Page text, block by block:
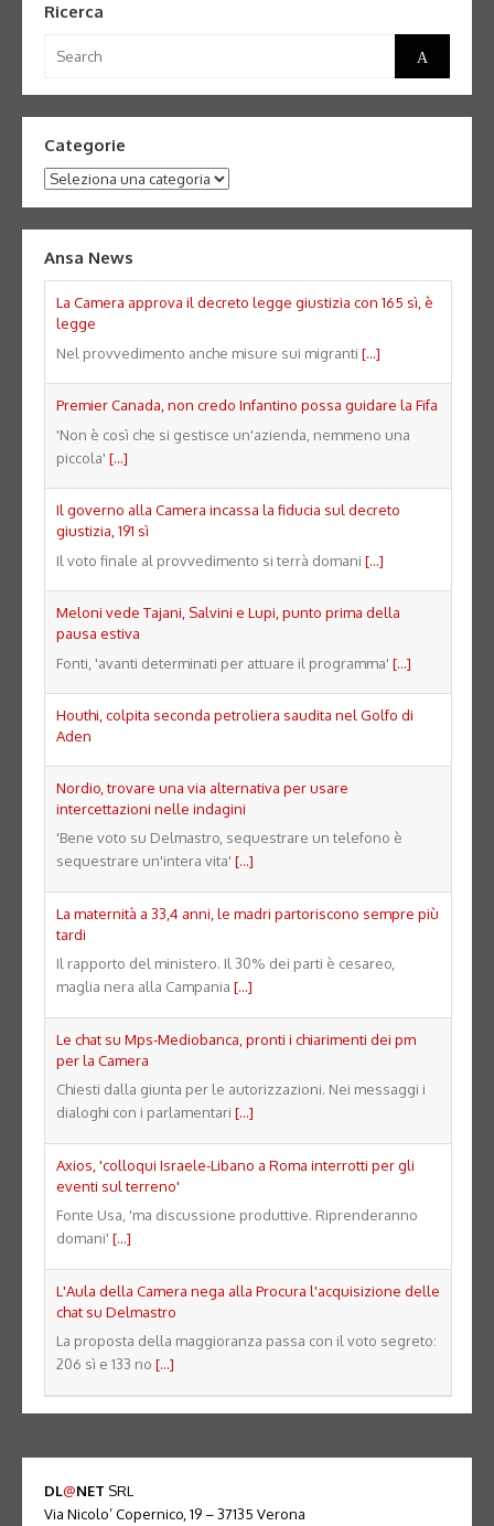
Ricerca
for:
Search
Categorie
Categorie
Ansa News
La Camera approva il decreto legge giustizia con 165 sì, è
legge
Nel provvedimento anche misure sui migranti [...]
Premier Canada, non credo Infantino possa guidare la Fifa
'Non è così che si gestisce un'azienda, nemmeno una
piccola' [...]
Il governo alla Camera incassa la fiducia sul decreto
giustizia, 191 sì
Il voto finale al provvedimento si terrà domani [...]
Meloni vede Tajani, Salvini e Lupi, punto prima della
pausa estiva
Fonti, 'avanti determinati per attuare il programma' [...]
Houthi, colpita seconda petroliera saudita nel Golfo di
Aden
Nordio, trovare una via alternativa per usare
intercettazioni nelle indagini
'Bene voto su Delmastro, sequestrare un telefono è
sequestrare un'intera vita' [...]
La maternità a 33,4 anni, le madri partoriscono sempre più
tardi
Il rapporto del ministero. Il 30% dei parti è cesareo,
maglia nera alla Campania [...]
Le chat su Mps-Mediobanca, pronti i chiarimenti dei pm
per la Camera
Chiesti dalla giunta per le autorizzazioni. Nei messaggi i
dialoghi con i parlamentari [...]
Axios, 'colloqui Israele-Libano a Roma interrotti per gli
eventi sul terreno'
Fonte Usa, 'ma discussione produttive. Riprenderanno
domani' [...]
L'Aula della Camera nega alla Procura l'acquisizione delle
chat su Delmastro
La proposta della maggioranza passa con il voto segreto:
206 sì e 133 no [...]
DL@NET SRL
Via Nicolo’ Copernico, 19 – 37135 Verona